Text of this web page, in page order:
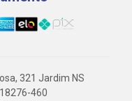
321 Jardim NS
460